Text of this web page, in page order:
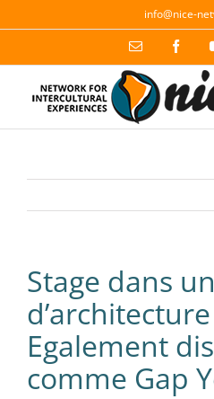
to
info@nice-
Email
Stage dans
Egalement
comme Gap